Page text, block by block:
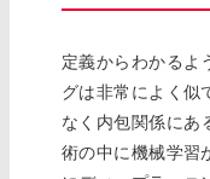
定義からわかるよ
グは非常によく似
なく内包関係にあ
術の中に機械学習